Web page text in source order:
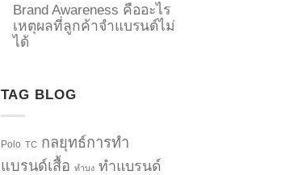
Brand Awareness คืออะไร
เหตุผลที่ลูกค้าจำแบรนด์ไม่
ได้
TAG BLOG
Polo TC กลยุทธ์การทำ
แบรนด์เสื้อ ทำบง ทำแบรนด์